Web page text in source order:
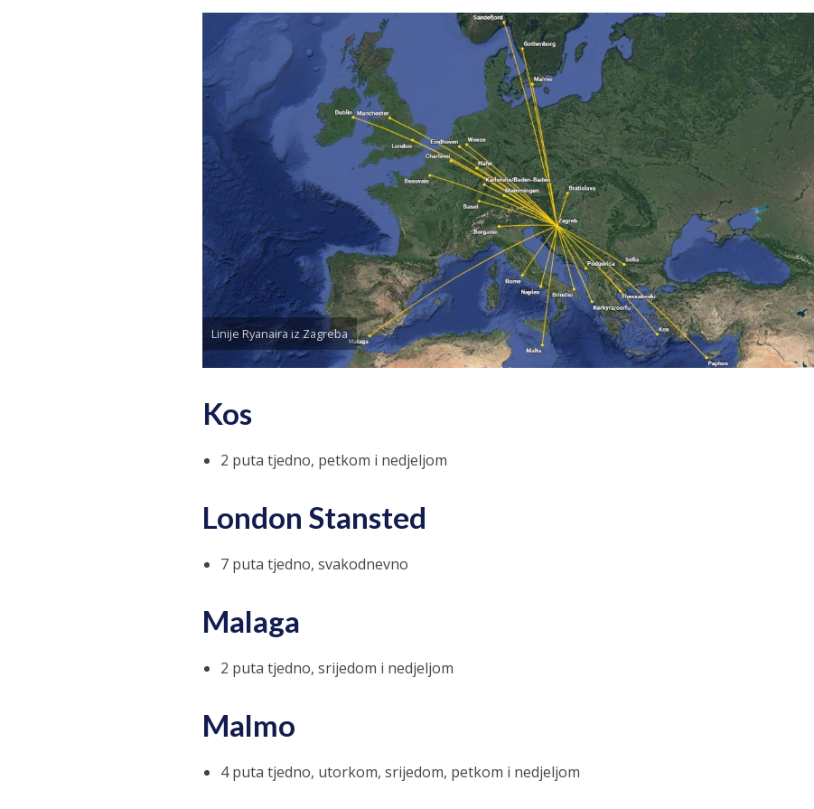
Linije Ryanaira iz Zagreba
Kos
2 puta tjedno, petkom i nedjeljom
London Stansted
7 puta tjedno, svakodnevno
Malaga
2 puta tjedno, srijedom i nedjeljom
Malmo
4 puta tjedno, utorkom, srijedom, petkom i nedjeljom